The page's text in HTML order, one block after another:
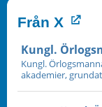
Från X
Kungl.
Kungl.
akademier,